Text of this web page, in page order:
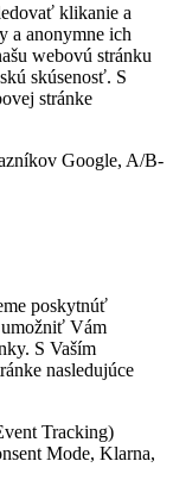
klikanie a
a anonymne ich
webovú stránku
skúsenosť. S
stránke
Google, A/B-
poskytnúť
umožniť Vám
S Vaším
nasledujúce
Tracking)
Mode, Klarna,